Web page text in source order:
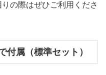
の際はぜひご利用くださ
付属（標準セット）